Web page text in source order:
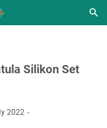
Silikon Set
2022